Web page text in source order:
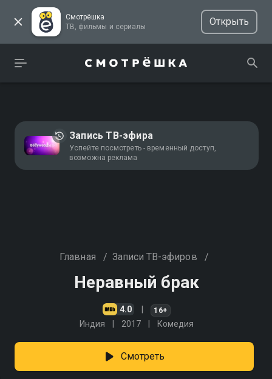
Смотрёшка
ТВ, фильмы и сериалы
Открыть
Запись ТВ-эфира
Успейте посмотреть - временный доступ,
возможна реклама
Главная / Записи ТВ-эфиров /
Неравный брак
4.0 16+
Индия 2017 Комедия
Смотреть